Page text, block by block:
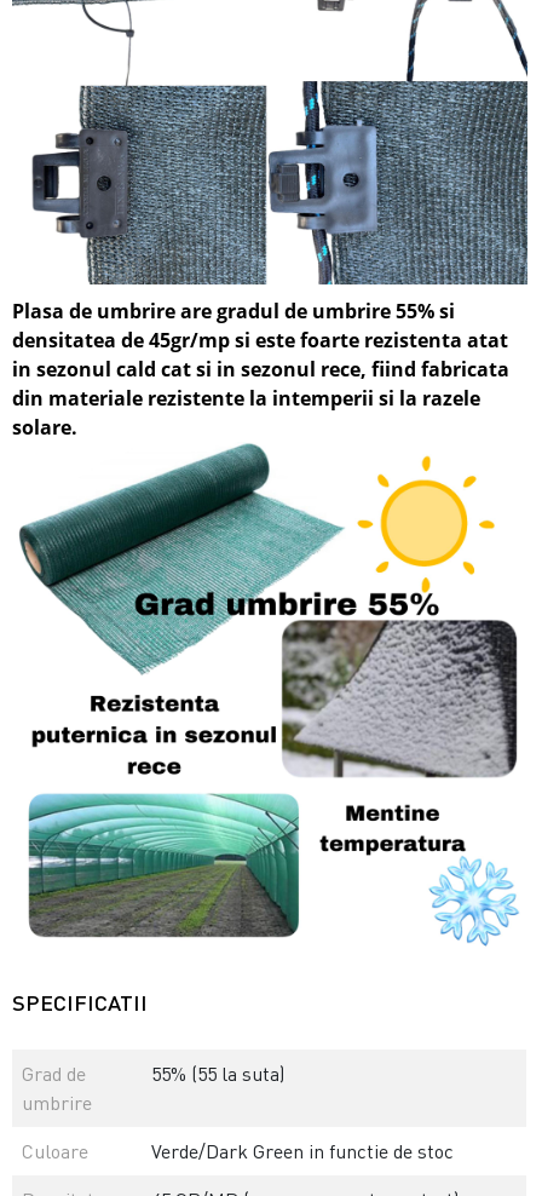
Plasa de umbrire are gradul de umbrire 55% si
densitatea de 45gr/mp si este foarte rezistenta atat
in sezonul cald cat si in sezonul rece, fiind fabricata
din materiale rezistente la intemperii si la razele
solare.
SPECIFICATII
Grad de
umbrire
55% (55 la suta)
Culoare
Verde/Dark Green in functie de stoc